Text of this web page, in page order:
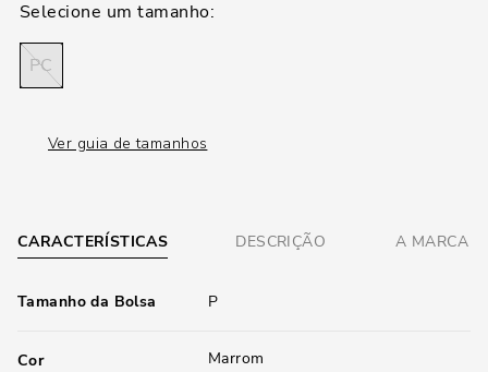
PC
Ver guia de tamanhos
CARACTERÍSTICAS DESCRIÇÃO A MARCA
Tamanho da Bolsa P
Cor Marrom